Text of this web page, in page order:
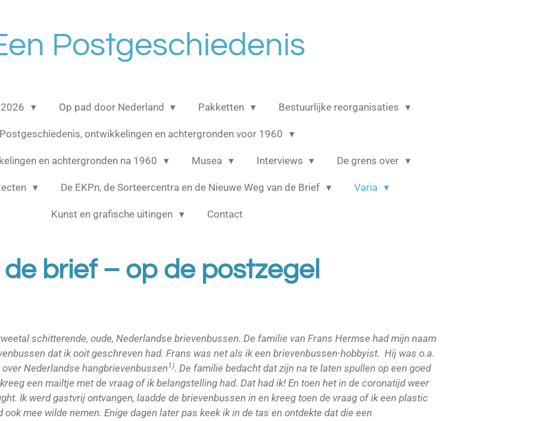
Postgeschiedenis
Op pad door Nederland Pakketten Bestuurlijke reorganisaties
Postgeschiedenis, ontwikkelingen en achtergronden voor 1960
en achtergronden na 1960 Musea Interviews De grens over
De EKPn, de Sorteercentra en de Nieuwe Weg van de Brief Varia
Kunst en grafische uitingen Contact
brief – op de postzegel
schitterende, oude, Nederlandse brievenbussen. De familie van Frans Hermse had mijn naam
dat ik ooit geschreven had. Frans was net als ik een brievenbussen-hobbyist. Hij was o.a.
Nederlandse hangbrievenbussen1). De familie bedacht dat zijn na te laten spullen op een goed
een mailtje met de vraag of ik belangstelling had. Dat had ik! En toen het in de coronatijd weer
Ik werd gastvrij ontvangen, laadde de brievenbussen in en kreeg toen de vraag of ik een plastic
mee wilde nemen. Enige dagen later pas keek ik in de tas en ontdekte dat die een